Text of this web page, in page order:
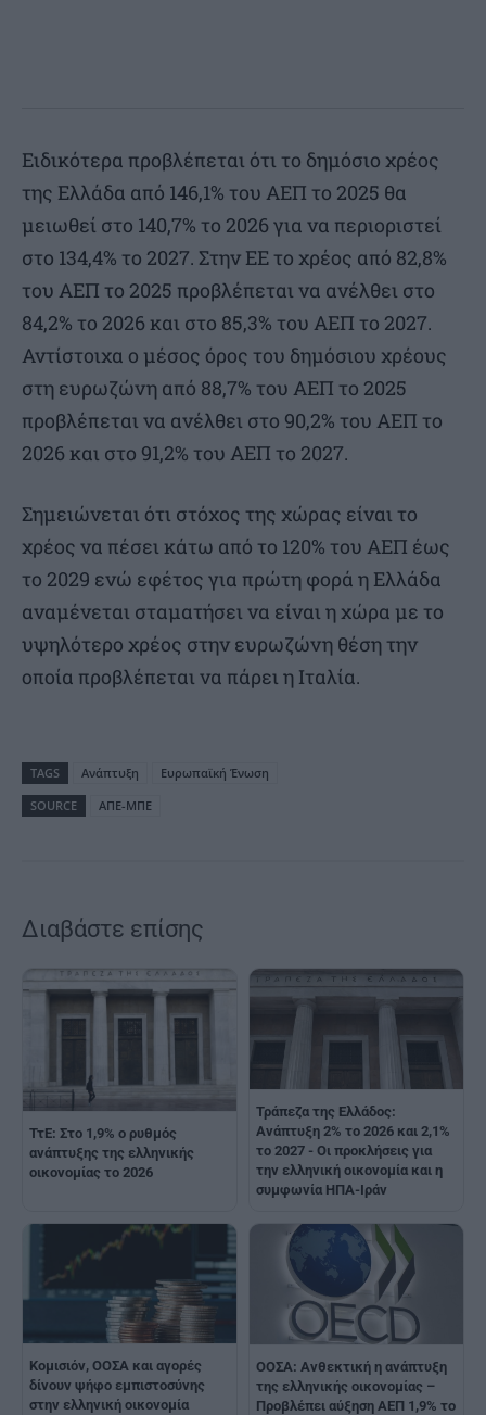
Ειδικότερα προβλέπεται ότι το δημόσιο χρέος
της Ελλάδα από 146,1% του ΑΕΠ το 2025 θα
μειωθεί στο 140,7% το 2026 για να περιοριστεί
στο 134,4% το 2027. Στην ΕΕ το χρέος από 82,8%
του ΑΕΠ το 2025 προβλέπεται να ανέλθει στο
84,2% το 2026 και στο 85,3% του ΑΕΠ το 2027.
Αντίστοιχα ο μέσος όρος του δημόσιου χρέους
στη ευρωζώνη από 88,7% του ΑΕΠ το 2025
προβλέπεται να ανέλθει στο 90,2% του ΑΕΠ το
2026 και στο 91,2% του ΑΕΠ το 2027.
Σημειώνεται ότι στόχος της χώρας είναι το
χρέος να πέσει κάτω από το 120% του ΑΕΠ έως
το 2029 ενώ εφέτος για πρώτη φορά η Ελλάδα
αναμένεται σταματήσει να είναι η χώρα με το
υψηλότερο χρέος στην ευρωζώνη θέση την
οποία προβλέπεται να πάρει η Ιταλία.
TAGS Ανάπτυξη
Ευρωπαϊκή Ένωση
SOURCE
ΑΠΕ-ΜΠΕ
Διαβάστε επίσης
ΤτΕ: Στο 1,9% ο ρυθμός
ανάπτυξης της ελληνικής
οικονομίας το 2026
Τράπεζα της Ελλάδος:
Ανάπτυξη 2% το 2026 και 2,1%
το 2027 - Οι προκλήσεις για
την ελληνική οικονομία και η
συμφωνία ΗΠΑ-Ιράν
Κομισιόν, ΟΟΣΑ και αγορές
δίνουν ψήφο εμπιστοσύνης
στην ελληνική οικονομία
ΟΟΣΑ: Ανθεκτική η ανάπτυξη
της ελληνικής οικονομίας –
Προβλέπει αύξηση ΑΕΠ 1,9% το